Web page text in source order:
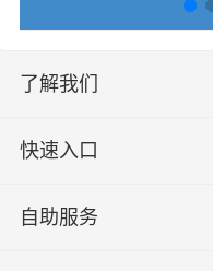
了解我们
快速入口
自助服务